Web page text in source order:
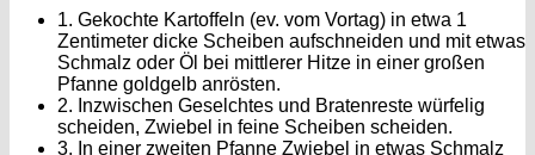
1. Gekochte Kartoffeln (ev. vom Vortag) in etwa 1
Zentimeter dicke Scheiben aufschneiden und mit etwas
Schmalz oder Öl bei mittlerer Hitze in einer großen
Pfanne goldgelb anrösten.
2. Inzwischen Geselchtes und Bratenreste würfelig
scheiden, Zwiebel in feine Scheiben scheiden.
3. In einer zweiten Pfanne Zwiebel in etwas Schmalz